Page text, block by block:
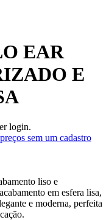
EAR
E
login.
sem um cadastro
liso e
em esfera lisa,
e moderna, perfeita